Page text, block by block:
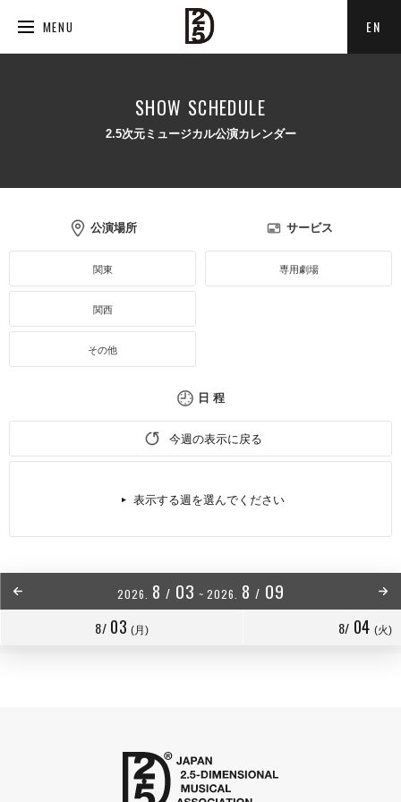
MENU EN
SHOW SCHEDULE
2.5次元ミュージカル公演カレンダー
公演場所
関東
関西
その他
日 程
今週の表示に戻る
表示する週を選んでください
サービス
専用劇場
2026. 8 / 03 ~ 2026. 8 / 09
8/ 03 (月) 8/ 04 (火)